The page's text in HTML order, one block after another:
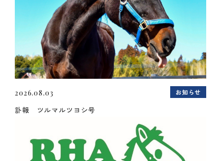
2026.08.03 お知らせ
訃報 ツルマルツヨシ号